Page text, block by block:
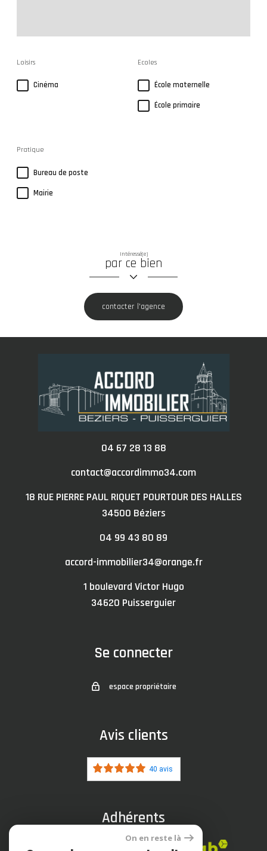
Loisirs
Cinéma
Ecoles
École maternelle
École primaire
Pratique
Bureau de poste
Mairie
Intéressé(e)
par ce bien
contacter l'agence
04 67 28 13 88
contact@accordimmo34.com
18 RUE PIERRE PAUL RIQUET POURTOUR DES HALLES
34500
béziers
04 99 43 80 89
accord-immobilier34@orange.fr
1 boulevard Victor Hugo
34620
puisserguier
Se connecter
espace propriétaire
Avis clients
40 avis
Adhérents
On en reste là